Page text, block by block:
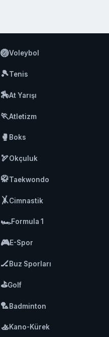
🏐Voleybol
🎾Tenis
🏇At Yarışı
🏃Atletizm
🥊 Boks
🏹Okçuluk
🥋Taekwondo
🤸Cimnastik
🏎️Formula 1
🎮E-Spor
🏒Buz Sporları
⛳Golf
🏸Badminton
🚣Kano-Kürek